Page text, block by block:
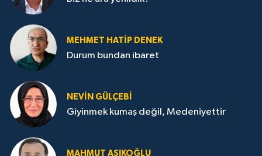
MEHMET HATİP DENEK
Durum bundan ibaret
NEVİN GÜLÇEBİ
Giyinmek kumaş değil, Medeniyettir
MAHMUT AŞIKOĞLU